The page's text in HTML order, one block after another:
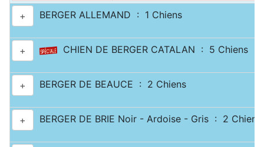
+ BERGER ALLEMAND : 1 Chiens
+ CHIEN DE BERGER CATALAN : 5 Chiens
+ BERGER DE BEAUCE : 2 Chiens
+ BERGER DE BRIE Noir - Ardoise - Gris : 2 Chiens